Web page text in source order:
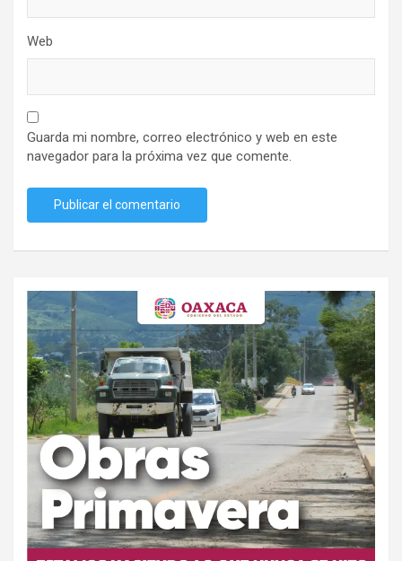
Web
Guarda mi nombre, correo electrónico y web en este
navegador para la próxima vez que comente.